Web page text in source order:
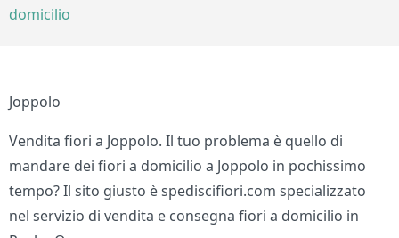
domicilio
Joppolo
Vendita fiori a Joppolo. Il tuo problema è quello di
mandare dei fiori a domicilio a Joppolo in pochissimo
tempo? Il sito giusto è spediscifiori.com specializzato
nel servizio di vendita e consegna fiori a domicilio in